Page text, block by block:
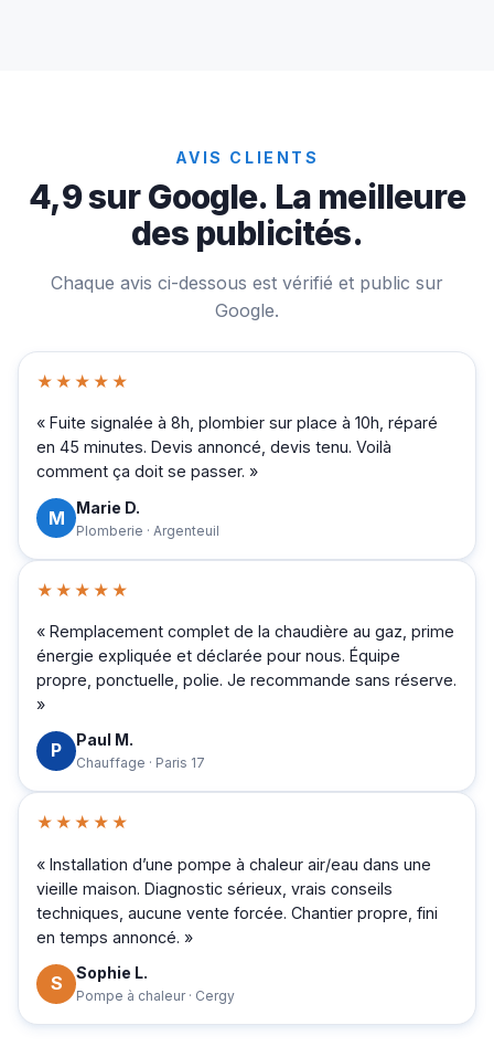
AVIS CLIENTS
4,9 sur Google. La meilleure
des publicités.
Chaque avis ci-dessous est vérifié et public sur
Google.
★★★★★
« Fuite signalée à 8h, plombier sur place à 10h, réparé
en 45 minutes. Devis annoncé, devis tenu. Voilà
comment ça doit se passer. »
M Marie D.
Plomberie · Argenteuil
★★★★★
« Remplacement complet de la chaudière au gaz, prime
énergie expliquée et déclarée pour nous. Équipe
propre, ponctuelle, polie. Je recommande sans réserve.
»
P Paul M.
Chauffage · Paris 17
★★★★★
« Installation d’une pompe à chaleur air/eau dans une
vieille maison. Diagnostic sérieux, vrais conseils
techniques, aucune vente forcée. Chantier propre, fini
en temps annoncé. »
S Sophie L.
Pompe à chaleur · Cergy